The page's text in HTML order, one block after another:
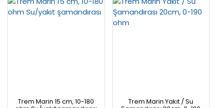
Trem Marin 15 cm, 10-180 Trem Marin Yakıt / Su